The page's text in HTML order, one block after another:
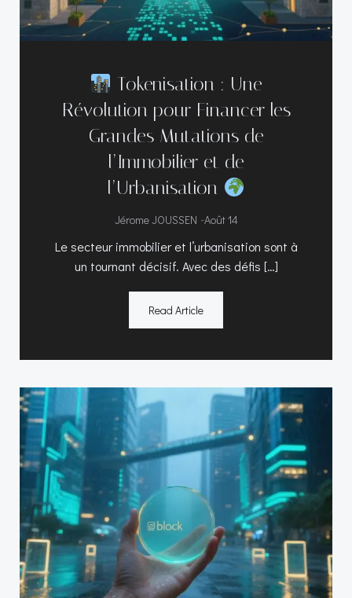
Tokenisation : Une
Révolution pour Financer les
Grandes Mutations de
l’Immobilier et de
l’Urbanisation
Jérome JOUSSEN -Août 14
Le secteur immobilier et l’urbanisation sont à
un tournant décisif. Avec des défis […]
Read Article